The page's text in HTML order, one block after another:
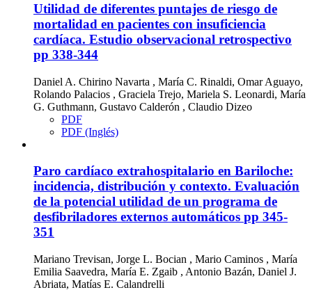
Utilidad de diferentes puntajes de riesgo de
mortalidad en pacientes con insuficiencia
cardíaca. Estudio observacional retrospectivo
pp 338-344
Daniel A. Chirino Navarta , María C. Rinaldi, Omar Aguayo,
Rolando Palacios , Graciela Trejo, Mariela S. Leonardi, María
G. Guthmann, Gustavo Calderón , Claudio Dizeo
PDF
PDF (Inglés)
Paro cardíaco extrahospitalario en Bariloche:
incidencia, distribución y contexto. Evaluación
de la potencial utilidad de un programa de
desfibriladores externos automáticos pp 345-
351
Mariano Trevisan, Jorge L. Bocian , Mario Caminos , María
Emilia Saavedra, María E. Zgaib , Antonio Bazán, Daniel J.
Abriata, Matías E. Calandrelli